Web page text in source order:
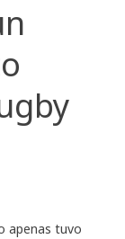
apenas tuvo